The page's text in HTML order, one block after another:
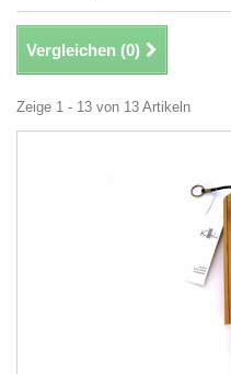
Vergleichen (0)
Zeige 1 - 13 von 13 Artikeln